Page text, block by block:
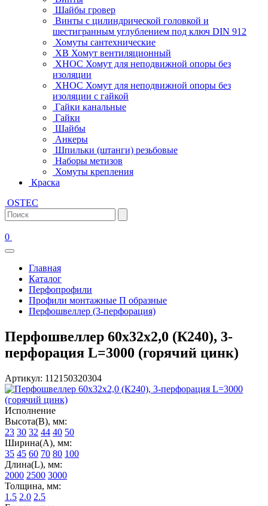
Шайбы гровер
Винты с цилиндрической головкой и
шестигранным углублением под ключ DIN 912
Хомуты сантехнические
ХВ Хомут вентиляционный
ХНОС Хомут для неподвижной опоры без
изоляции
ХНОС Хомут для неподвижной опоры без
изоляции с гайкой
Гайки канальные
Гайки
Шайбы
Анкеры
Шпильки (штанги) резьбовые
Наборы метизов
Хомуты крепления
Краска
OSTEC
0
Главная
Каталог
Перфопрофили
Профили монтажные П образные
Перфошвеллер (3-перфорация)
Перфошвеллер 60х32х2,0 (К240), 3-
перфорация L=3000 (горячий цинк)
Артикул: 112150320304
Исполнение
Высота(В), мм:
23 30 32 44 40 50
Ширина(А), мм:
35 45 60 70 80 100
Длина(L), мм:
2000 2500 3000
Толщина, мм:
1.5 2.0 2.5